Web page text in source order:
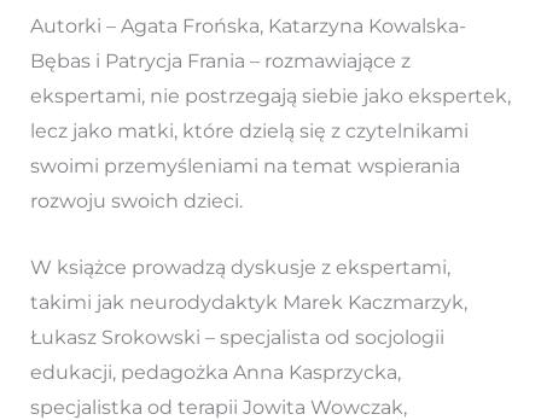
Autorki – Agata Frońska, Katarzyna Kowalska-
Bębas i Patrycja Frania – rozmawiające z
ekspertami, nie postrzegają siebie jako ekspertek,
lecz jako matki, które dzielą się z czytelnikami
swoimi przemyśleniami na temat wspierania
rozwoju swoich dzieci.
W książce prowadzą dyskusje z ekspertami,
takimi jak neurodydaktyk Marek Kaczmarzyk,
Łukasz Srokowski – specjalista od socjologii
edukacji, pedagożka Anna Kasprzycka,
specjalistka od terapii Jowita Wowczak,